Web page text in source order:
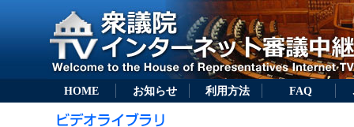
HOME お知らせ 利用方法 FAQ